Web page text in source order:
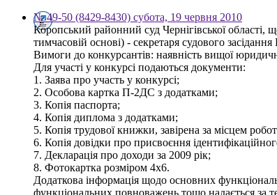
№ 49-50 (8429-8430) субота, 19 червня 2010
Коропський районний суд Чернігівської області,
тимчасовій основі) - секретаря судового
Вимоги до конкурсантів: наявність вищої
Для участі у конкурсі подаються документи:
1. Заява про участь у конкурсі;
2. Особова картка П-2ДС з додатками;
3. Копія паспорта;
4. Копія диплома з додатками;
5. Копія трудової книжки, завірена за місцем
6. Копія довідки про присвоєння
7. Декларація про доходи за 2009 рік;
8. Фотокартка розміром 4х6.
Додаткова інформація щодо основних
функціональних повноважень тощо надається за